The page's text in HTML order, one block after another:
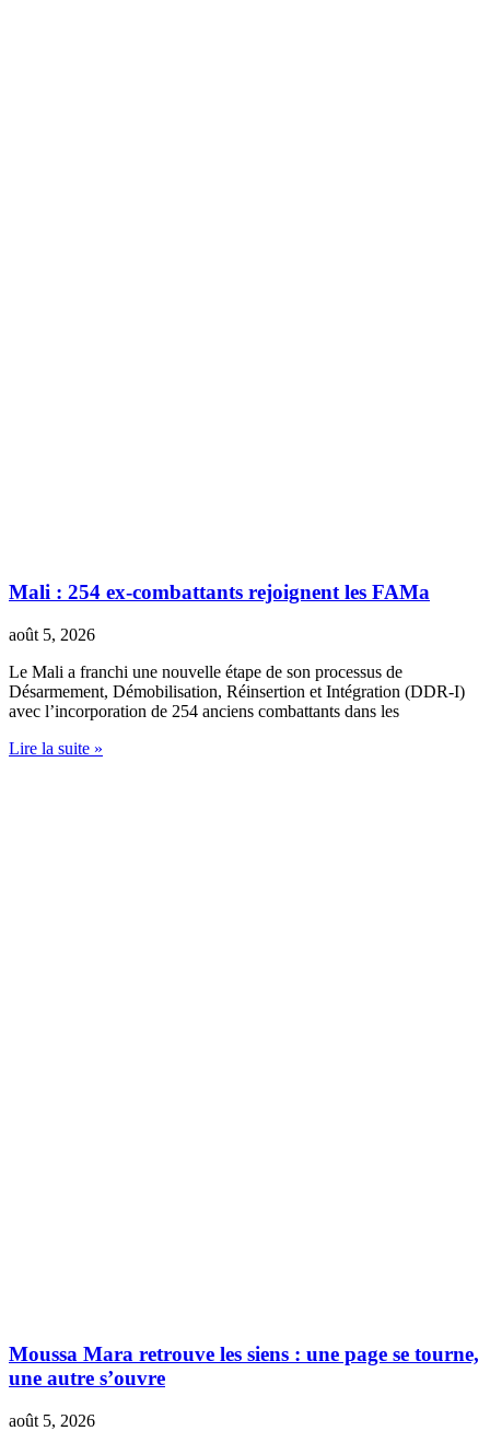
Mali : 254 ex-combattants rejoignent les FAMa
août 5, 2026
Le Mali a franchi une nouvelle étape de son processus de
Désarmement, Démobilisation, Réinsertion et Intégration (DDR-I)
avec l’incorporation de 254 anciens combattants dans les
Lire la suite »
Moussa Mara retrouve les siens : une page se tourne,
une autre s’ouvre
août 5, 2026